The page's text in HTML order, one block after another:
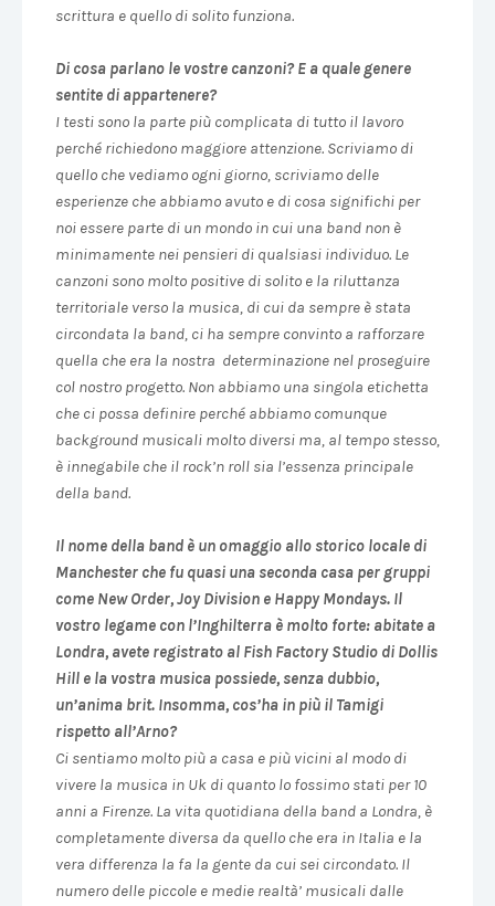
scrittura e quello di solito funziona.
Di cosa parlano le vostre canzoni? E a quale genere
sentite di appartenere?
I testi sono la parte più complicata di tutto il lavoro
perché richiedono maggiore attenzione. Scriviamo di
quello che vediamo ogni giorno, scriviamo delle
esperienze che abbiamo avuto e di cosa significhi per
noi essere parte di un mondo in cui una band non è
minimamente nei pensieri di qualsiasi individuo. Le
canzoni sono molto positive di solito e la riluttanza
territoriale verso la musica, di cui da sempre è stata
circondata la band, ci ha sempre convinto a rafforzare
quella che era la nostra determinazione nel proseguire
col nostro progetto. Non abbiamo una singola etichetta
che ci possa definire perché abbiamo comunque
background musicali molto diversi ma, al tempo stesso,
è innegabile che il rock’n roll sia l’essenza principale
della band.
Il nome della band è un omaggio allo storico locale di
Manchester che fu quasi una seconda casa per gruppi
come New Order, Joy Division e Happy Mondays. Il
vostro legame con l’Inghilterra è molto forte: abitate a
Londra, avete registrato al Fish Factory Studio di Dollis
Hill e la vostra musica possiede, senza dubbio,
un’anima brit. Insomma, cos’ha in più il Tamigi
rispetto all’Arno?
Ci sentiamo molto più a casa e più vicini al modo di
vivere la musica in Uk di quanto lo fossimo stati per 10
anni a Firenze. La vita quotidiana della band a Londra, è
completamente diversa da quello che era in Italia e la
vera differenza la fa la gente da cui sei circondato. Il
numero delle piccole e medie realtà’ musicali dalle